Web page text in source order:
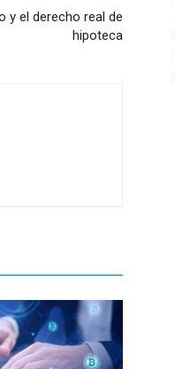
y el derecho real de
hipoteca